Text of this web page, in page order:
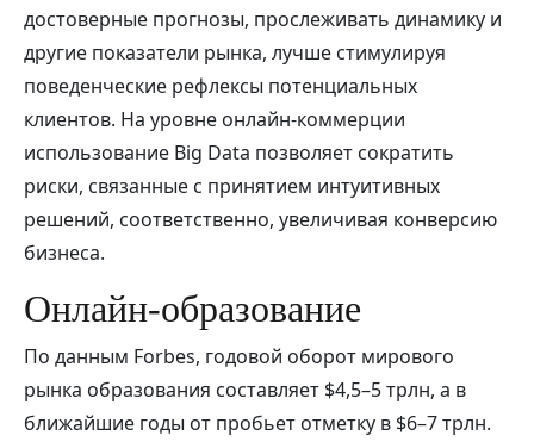
достоверные прогнозы, прослеживать динамику и
другие показатели рынка, лучше стимулируя
поведенческие рефлексы потенциальных
клиентов. На уровне онлайн-коммерции
использование Big Data позволяет сократить
риски, связанные с принятием интуитивных
решений, соответственно, увеличивая конверсию
бизнеса.
Онлайн-образование
По данным Forbes, годовой оборот мирового
рынка образования составляет $4,5–5 трлн, а в
ближайшие годы от пробьет отметку в $6–7 трлн.